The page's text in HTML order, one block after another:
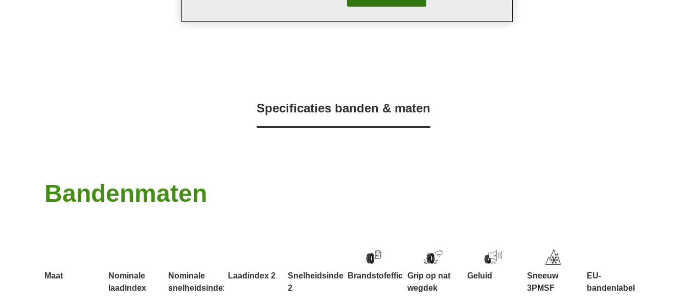
Specificaties banden & maten
Bandenmaten
Maat
Nominale
laadindex
Nominale
snelheidsindex
Laadindex 2
Snelheidsindex
2
BrandstofefficiëntieGrip op nat
wegdek
Geluid
Sneeuw
3PMSF
EU-
bandenlabel